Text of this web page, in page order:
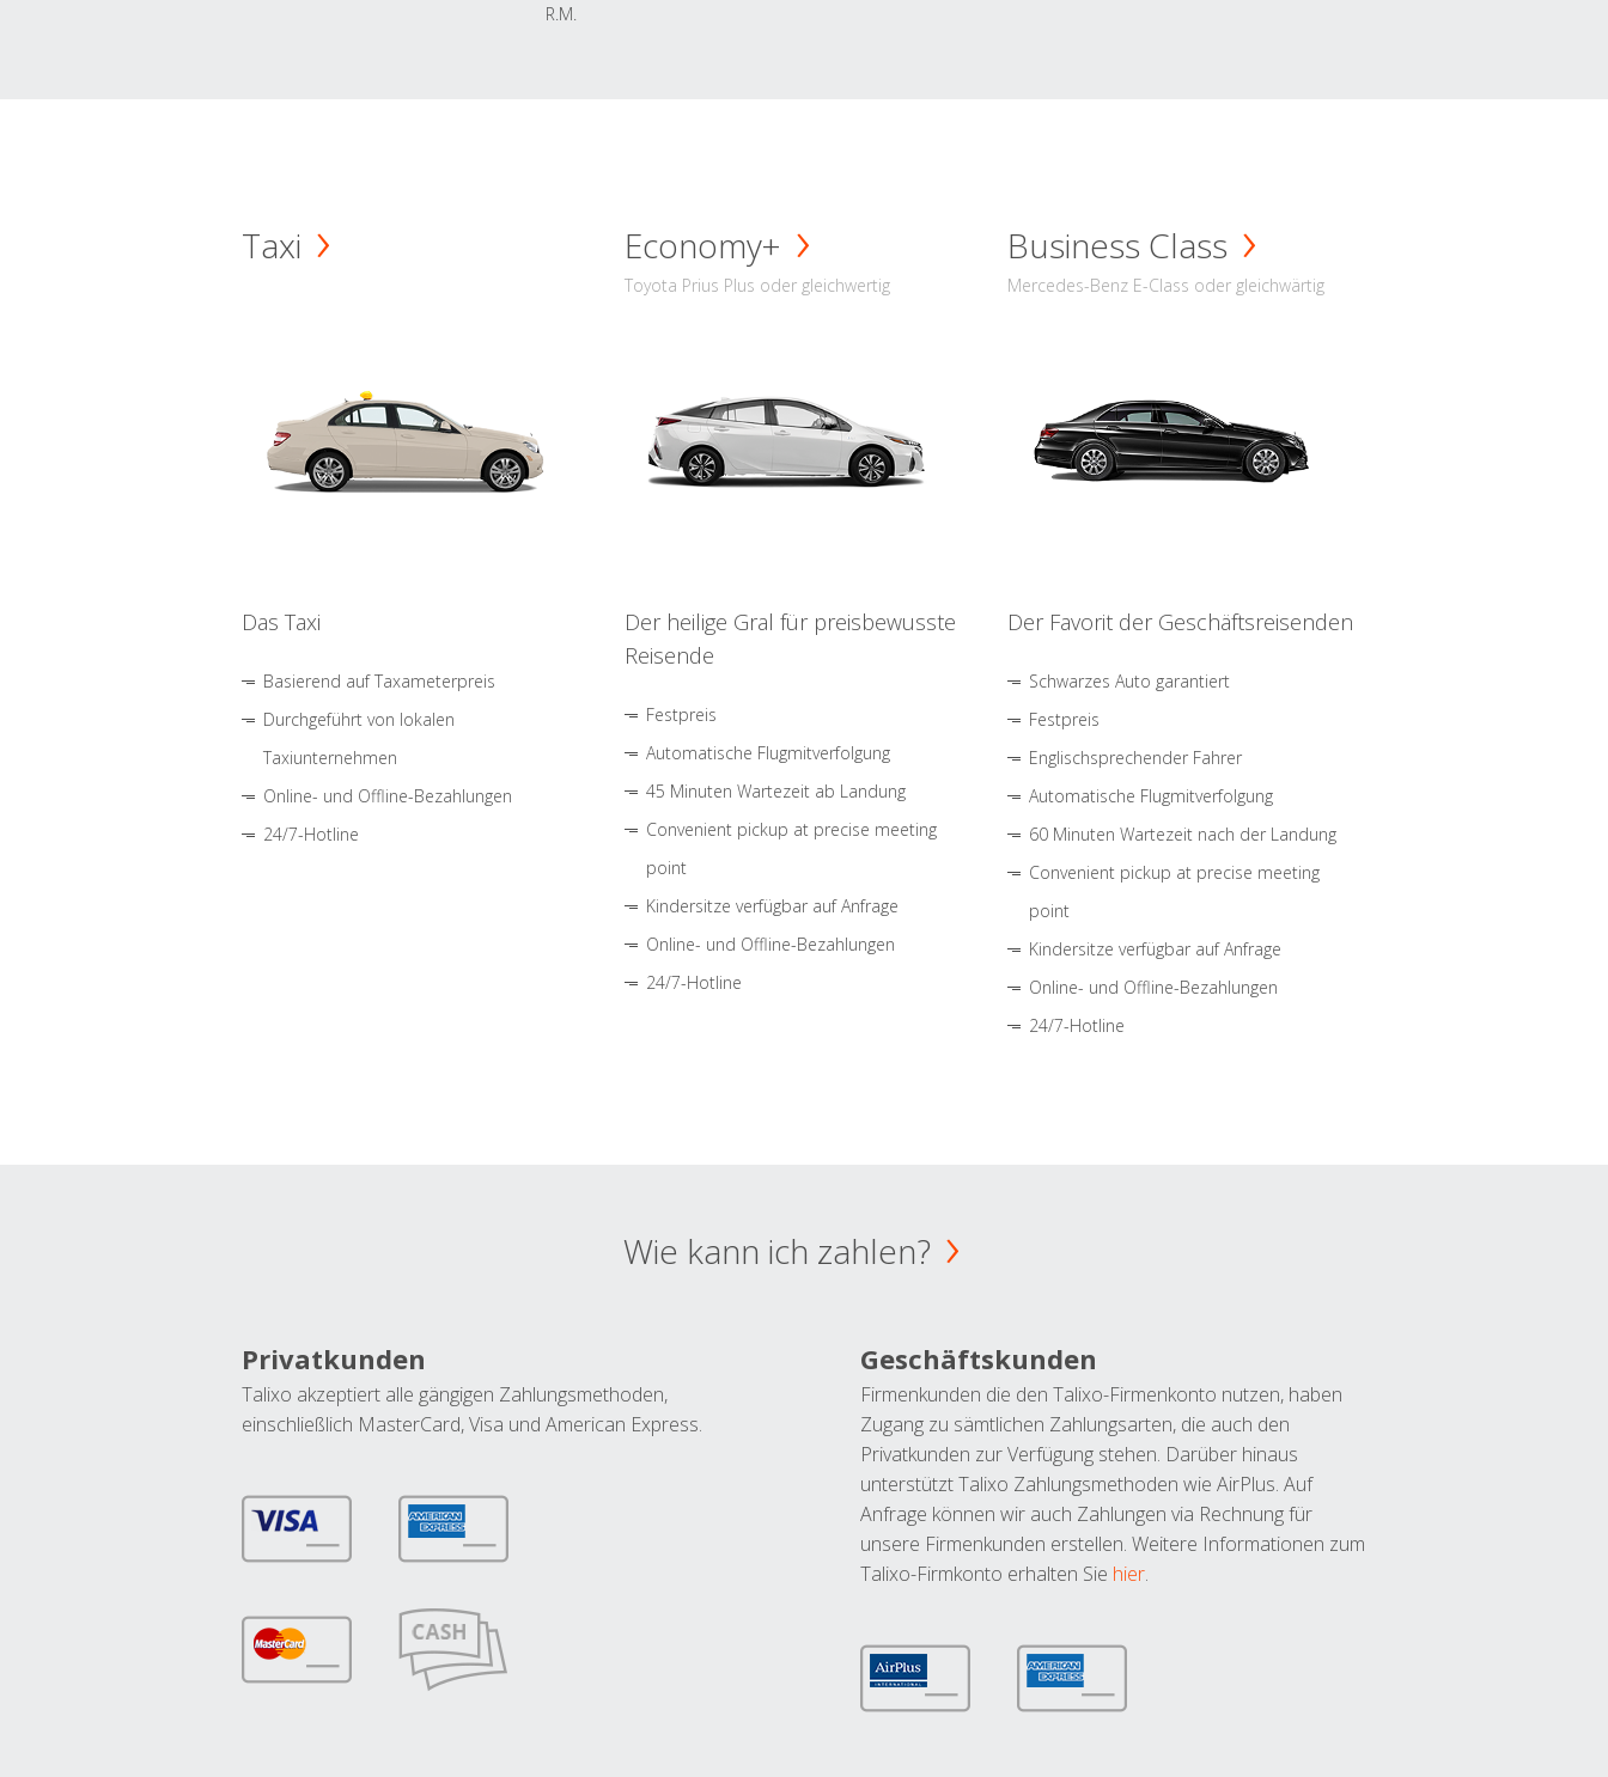
R.M.
Taxi
Das Taxi
Basierend auf Taxameterpreis
Durchgeführt von lokalen
Taxiunternehmen
Online- und Offline-Bezahlungen
24/7-Hotline
Economy+
Toyota Prius Plus oder gleichwertig
Der heilige Gral für preisbewusste
Reisende
Festpreis
Automatische Flugmitverfolgung
45 Minuten Wartezeit ab Landung
Convenient pickup at precise meeting
point
Kindersitze verfügbar auf Anfrage
Online- und Offline-Bezahlungen
24/7-Hotline
Business Class
Mercedes-Benz E-Class oder gleichwärtig
Der Favorit der Geschäftsreisenden
Schwarzes Auto garantiert
Festpreis
Englischsprechender Fahrer
Automatische Flugmitverfolgung
60 Minuten Wartezeit nach der Landung
Convenient pickup at precise meeting
point
Kindersitze verfügbar auf Anfrage
Online- und Offline-Bezahlungen
24/7-Hotline
Wie kann ich zahlen?
Privatkunden
Talixo akzeptiert alle gängigen Zahlungsmethoden,
einschließlich MasterCard, Visa und American Express.
Geschäftskunden
Firmenkunden die den Talixo-Firmenkonto nutzen, haben
Zugang zu sämtlichen Zahlungsarten, die auch den
Privatkunden zur Verfügung stehen. Darüber hinaus
unterstützt Talixo Zahlungsmethoden wie AirPlus. Auf
Anfrage können wir auch Zahlungen via Rechnung für
unsere Firmenkunden erstellen. Weitere Informationen zum
Talixo-Firmkonto erhalten Sie hier.